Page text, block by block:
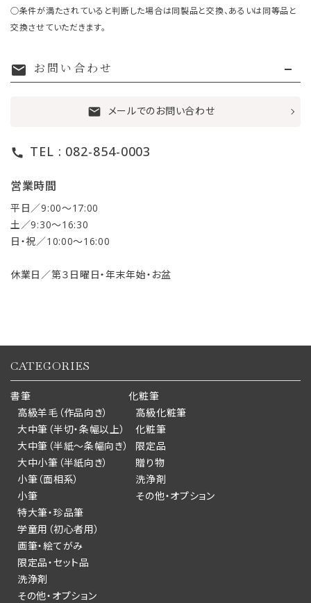
○条件が満たされていると判断した場合は同製品と交換、あるいは同等品と
交換させていただきます。
mail お問い合わせ
mail メールでのお問い合わせ
call TEL : 082-854-0003
営業時間
平日／9:00〜17:00
土／9:30〜16:30
日・祝／10:00〜16:00
休業日／第３日曜日・年末年始・お盆
CATEGORIES
書筆
高級羊毛（作品向き）
大中筆（半切・条幅以上）
大中筆（半紙～条幅向き）
大中小筆（半紙向き）
小筆（面相系）
小筆
特大筆・珍品筆
学童用（初心者用）
画筆・絵てがみ
限定品・セット品
洗浄剤
その他・オプション
化粧筆
高級化粧筆
化粧筆
限定品
贈り物
洗浄剤
その他・オプション